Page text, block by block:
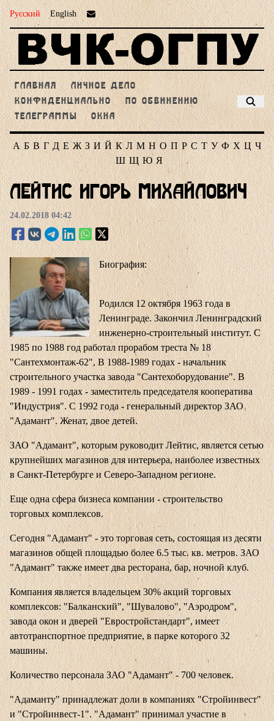
Русский English
ГЛАВНАЯ
ЛИЧНОЕ ДЕЛО
КОНФИДЕНЦИАЛЬНО
ПО ОБВИНЕНИЮ
ТЕЛЕГРАММЫ
ОКНА
А Б В Г Д Е Ж З И Й К Л М Н О П Р С Т У Ф Х Ц Ч
Ш Щ Ю Я
Лейтис Игорь Михайлович
24.02.2018 04:42
Биография:
Родился 12 октября 1963 года в
Ленинграде. Закончил Ленинградский
инженерно-строительный институт. С
1985 по 1988 год работал прорабом треста № 18
"Сантехмонтаж-62", В 1988-1989 годах - начальник
строительного участка завода "Сантехоборудование". В
1989 - 1991 годах - заместитель председателя кооператива
"Индустрия". С 1992 года - генеральный директор ЗАО
"Адамант". Женат, двое детей.
ЗАО "Адамант", которым руководит Лейтис, является сетью
крупнейших магазинов для интерьера, наиболее известных
в Санкт-Петербурге и Северо-Западном регионе.
Еще одна сфера бизнеса компании - строительство
торговых комплексов.
Сегодня "Адамант" - это торговая сеть, состоящая из десяти
магазинов общей площадью более 6.5 тыс. кв. метров. ЗАО
"Адамант" также имеет два ресторана, бар, ночной клуб.
Компания является владельцем 30% акций торговых
комплексов: "Балканский", "Шувалово", "Аэродром",
завода окон и дверей "Евростройстандарт", имеет
автотранспортное предприятие, в парке которого 32
машины.
Количество персонала ЗАО "Адамант" - 700 человек.
"Адаманту" принадлежат доли в компаниях "Стройинвест"
и "Стройинвест-1". "Адамант" принимал участие в